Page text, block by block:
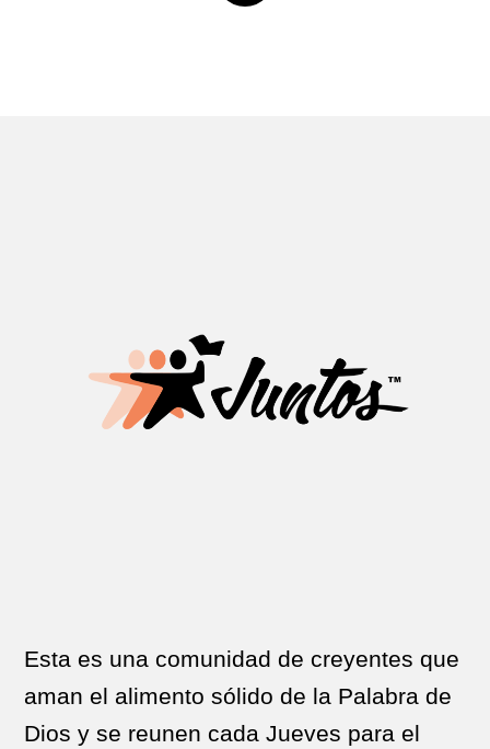
Esta es una comunidad de creyentes que
aman el alimento sólido de la Palabra de
Dios y se reunen cada Jueves para el